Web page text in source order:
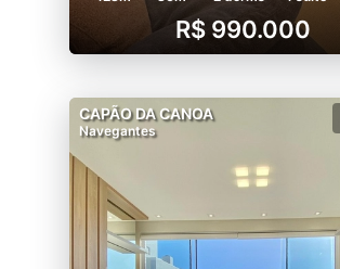
R$ 990.000
CAPÃO DA CANOA
Navegantes